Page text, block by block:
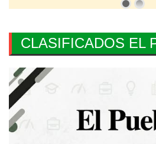
CLASIFICADOS EL